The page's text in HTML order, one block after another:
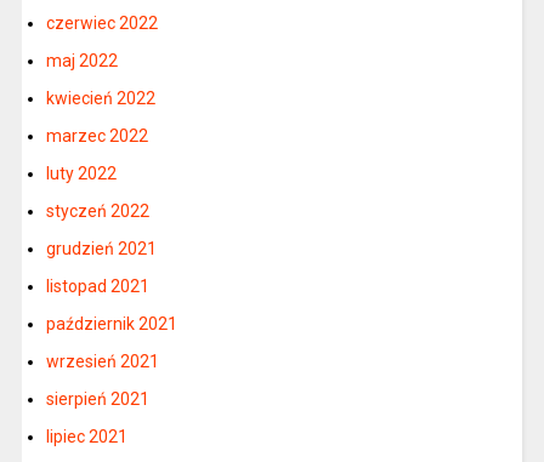
czerwiec 2022
maj 2022
kwiecień 2022
marzec 2022
luty 2022
styczeń 2022
grudzień 2021
listopad 2021
październik 2021
wrzesień 2021
sierpień 2021
lipiec 2021